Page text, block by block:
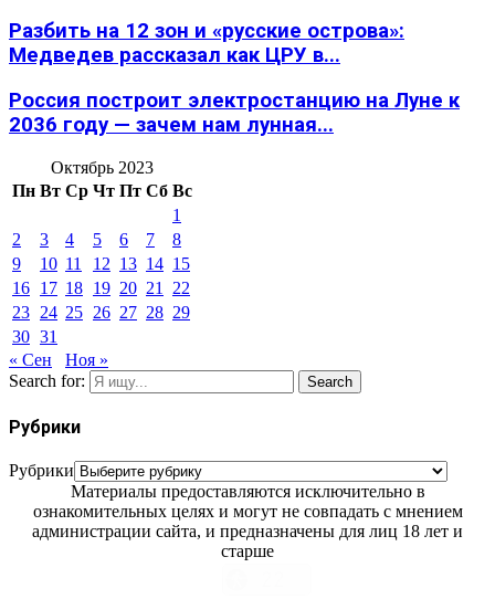
Разбить на 12 зон и «русские острова»:
Медведев рассказал как ЦРУ в...
Россия построит электростанцию на Луне к
2036 году — зачем нам лунная...
Октябрь 2023
Пн Вт Ср Чт Пт Сб Вс
1
2
3 4 5 6 7
8
9
10 11 12 13 14 15
16 17 18 19 20 21
22
23 24 25 26 27 28 29
30 31
« Сен
Ноя »
Search for:
Search
Рубрики
Рубрики
Материалы предоставляются исключительно в
ознакомительных целях и могут не совпадать с мнением
администрации сайта, и предназначены для лиц 18 лет и
старше